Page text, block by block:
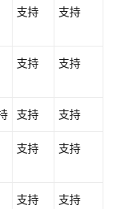
支持 支持
支持 支持
支持 支持
支持 支持
支持 支持